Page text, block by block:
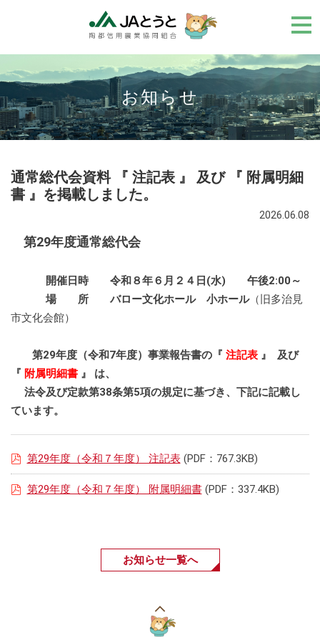
メ
ニ
お知らせ
通常総代会資料 『 注記表 』 及び 『 附属明細
書 』を掲載しました。
2026.06.08
第29年度通常総代会
開催日時 令和８年６月２４日(水) 午後2:00～
場 所 バロー文化ホール 小ホール（旧多治見
市文化会館）
第29年度（令和7年度）事業報告書の『 注記表 』 及び
『 附属明細書 』 は、
法令及び定款第38条第5項の規定に基づき、下記に記載し
ています。
第29年度（令和７年度） 注記表(PDF：767.3KB)
第29年度（令和７年度） 附属明細書(PDF：337.4KB)
お知らせ一覧へ